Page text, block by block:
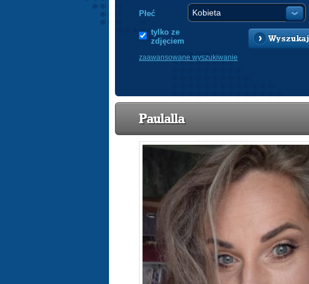
Płeć
tylko ze
zdjęciem
Wyszukaj
zaawansowane wyszukiwanie
Paulalla